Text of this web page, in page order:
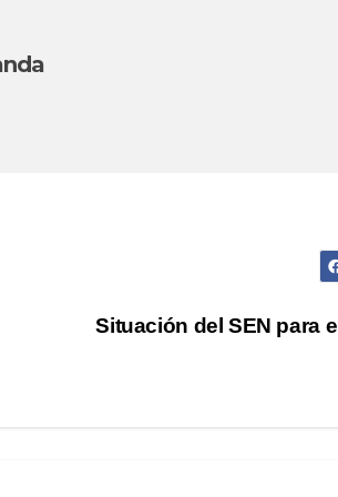
Situación del SEN para